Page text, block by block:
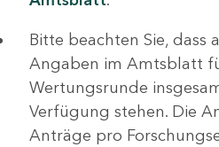
Bitte beachten Sie, dass
Angaben im Amtsblatt
Wertungsrunde
Verfügung stehen. Die
Anträge pro